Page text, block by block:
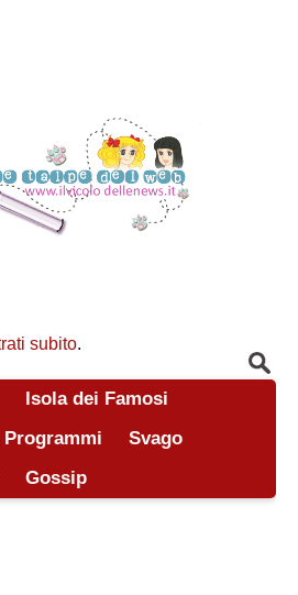
subito.
Isola dei Famosi
Programmi
Svago
Gossip